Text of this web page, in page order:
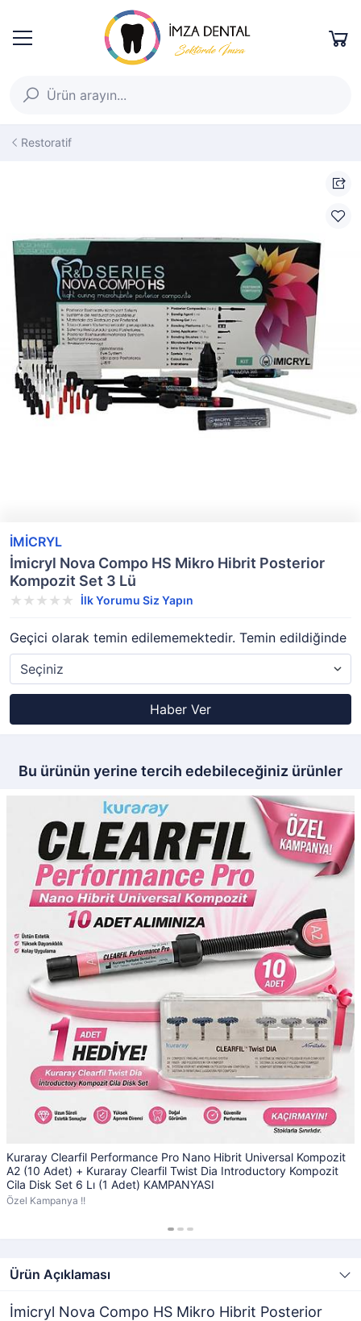
Restoratif
İMİCRYL
İmicryl Nova Compo HS Mikro Hibrit Posterior
Kompozit Set 3 Lü
İlk Yorumu Siz Yapın
Geçici olarak temin edilememektedir. Temin edildiğinde
Haber Ver
Bu ürünün yerine tercih edebileceğiniz ürünler
Kuraray Clearfil Performance Pro Nano Hibrit Universal Kompozit
A2 (10 Adet) + Kuraray Clearfil Twist Dia Introductory Kompozit
Cila Disk Set 6 Lı (1 Adet) KAMPANYASI
Özel Kampanya !!
Ürün Açıklaması
İmicryl Nova Compo HS Mikro Hibrit Posterior